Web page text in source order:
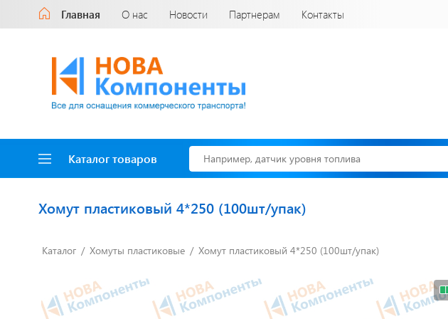
Главная О нас Новости Партнерам Контакты
Каталог товаров
Доставка до двери
с нами выгодно
Открылся новый
Новгород
Хомут пластиковый 4*250 (100шт/упак)
Каталог Хомуты пластиковые Хомут пластиковый 4*250 (100шт/упак)